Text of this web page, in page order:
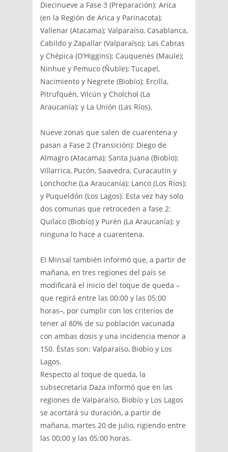
Diecinueve a Fase 3 (Preparación): Arica
(en la Región de Arica y Parinacota);
Vallenar (Atacama); Valparaíso, Casablanca,
Cabildo y Zapallar (Valparaíso); Las Cabras
y Chépica (O’Higgins); Cauquenes (Maule);
Ninhue y Pemuco (Ñuble); Tucapel,
Nacimiento y Negrete (Biobío); Ercilla,
Pitrufquén, Vilcún y Cholchol (La
Araucanía); y La Unión (Las Ríos).
Nueve zonas que salen de cuarentena y
pasan a Fase 2 (Transición): Diego de
Almagro (Atacama); Santa Juana (Biobío);
Villarrica, Pucón, Saavedra, Curacautín y
Lonchoche (La Araucanía); Lanco (Los Ríos);
y Puqueldón (Los Lagos). Esta vez hay solo
dos comunas que retroceden a fase 2:
Quilaco (Biobío) y Purén (La Araucanía); y
ninguna lo hace a cuarentena.
El Minsal también informó que, a partir de
mañana, en tres regiones del país se
modificará el inicio del toque de queda –
que regirá entre las 00:00 y las 05:00
horas–, por cumplir con los criterios de
tener al 80% de su población vacunada
con ambas dosis y una incidencia menor a
150. Éstas son: Valparaíso, Biobío y Los
Lagos.
Respecto al toque de queda, la
subsecretaria Daza informó que en las
regiones de Valparaíso, Biobío y Los Lagos
se acortará su duración, a partir de
mañana, martes 20 de julio, rigiendo entre
las 00:00 y las 05:00 horas.